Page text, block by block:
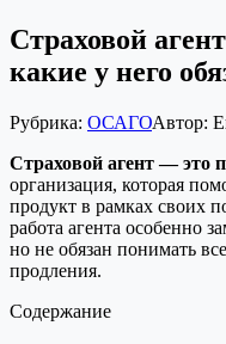
Страховой
какие у него
Рубрика: ОСАГОАвтор:
Страховой агент — это
организация, которая
продукт в рамках своих
работа агента особенно
но не обязан понимать
продления.
Содержание